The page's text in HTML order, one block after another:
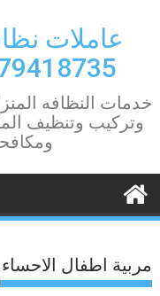
contentعاملات
0549362075
خدمات النظافه
وتركيب وتنظيف
مربية اطفال الاحساء